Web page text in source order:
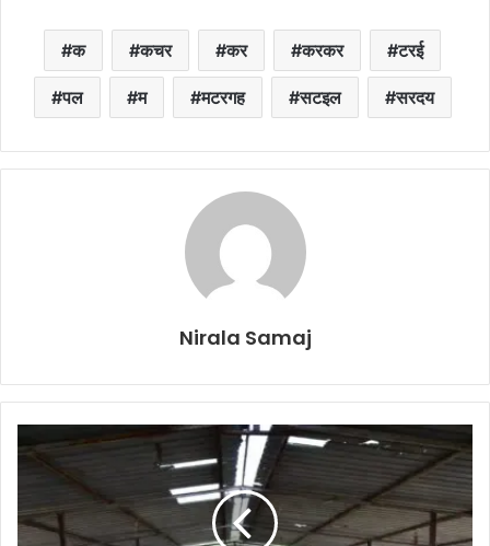
क कचर कर करकर टरई
पल म मटरगह सटइल सरदय
Nirala Samaj